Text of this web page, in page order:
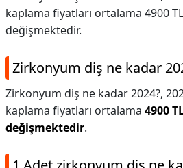
kaplama fiyatları ortalama 4900
değişmektedir.
Zirkonyum diş ne kadar
Zirkonyum diş ne kadar 2024?,
kaplama fiyatları ortalama 4900
değişmektedir.